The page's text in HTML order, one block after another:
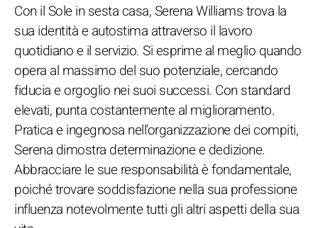
Con il Sole in sesta casa, Serena Williams trova la
sua identità e autostima attraverso il lavoro
quotidiano e il servizio. Si esprime al meglio quando
opera al massimo del suo potenziale, cercando
fiducia e orgoglio nei suoi successi. Con standard
elevati, punta costantemente al miglioramento.
Pratica e ingegnosa nell'organizzazione dei compiti,
Serena dimostra determinazione e dedizione.
Abbracciare le sue responsabilità è fondamentale,
poiché trovare soddisfazione nella sua professione
influenza notevolmente tutti gli altri aspetti della sua